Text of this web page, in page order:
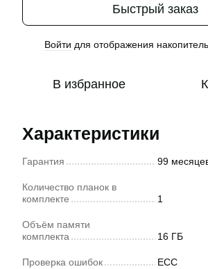
Быстрый заказ
Войти для отображения
В избранное
Характеристики
Гарантия 99
Количество планок в
комплекте
1
Объём памяти
комплекта
16 ГБ
Проверка ошибок ECC